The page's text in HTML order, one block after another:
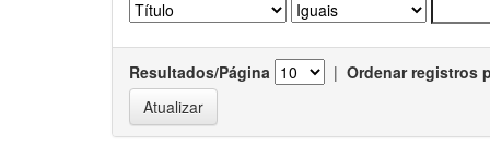
Resultados/Página | Ordenar registros